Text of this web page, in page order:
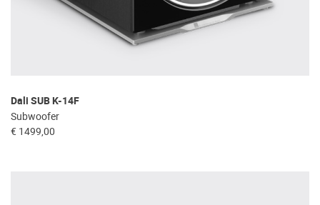
Dali SUB K-14F
Subwoofer
€ 1499,00